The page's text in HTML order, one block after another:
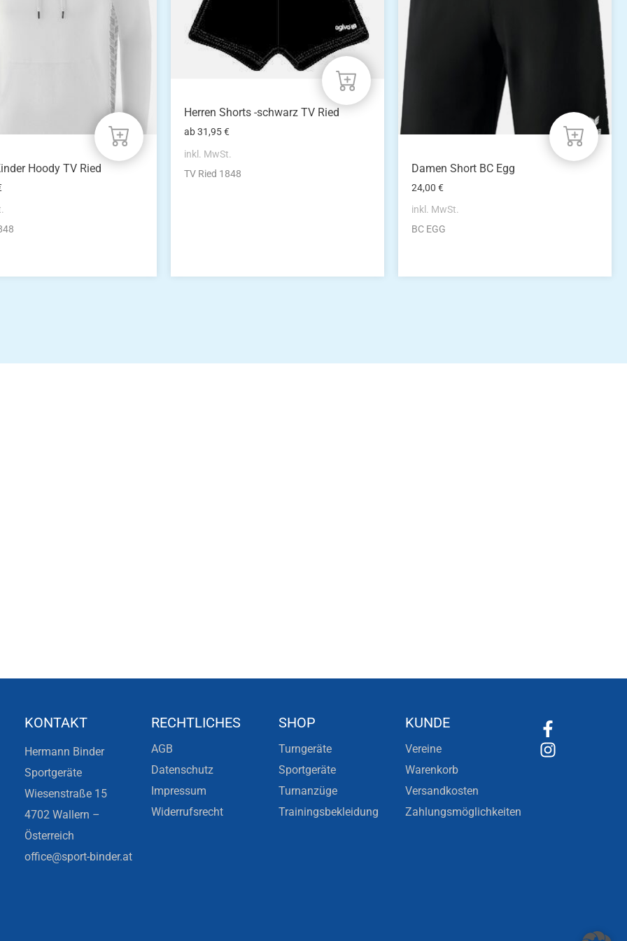
Hoody TV Ried
auf.
Die
Optionen
können
gewählt
werden
Herren Shorts -schwarz TV Ried
ab31,95€
inkl. MwSt.
TV Ried 1848 Damen Short BC Egg
24,00€
inkl. MwSt.
BC EGG
KONTAKT
Hermann Binder
Sportgeräte
Wiesenstraße 15
4702 Wallern –
Österreich
office@sport-binder.at
RECHTLICHES
AGB
Datenschutz
Impressum
Widerrufsrecht
SHOP
Turngeräte
Sportgeräte
Turnanzüge
Trainingsbekleidung
KUNDE
Vereine
Warenkorb
Versandkosten
Zahlungsmöglichkeiten